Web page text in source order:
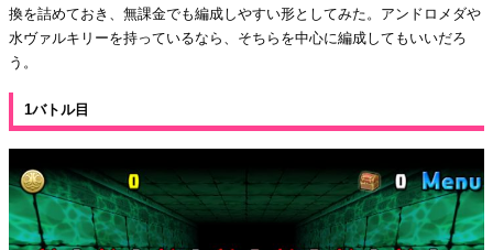
換を詰めておき、無課金でも編成しやすい形としてみた。アンドロメダや
水ヴァルキリーを持っているなら、そちらを中心に編成してもいいだろ
う。
1バトル目